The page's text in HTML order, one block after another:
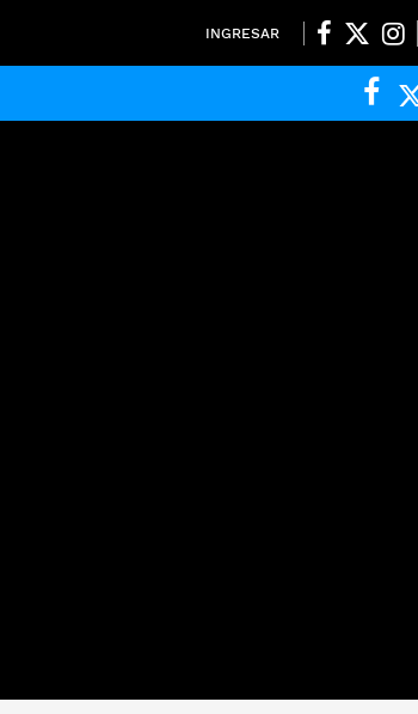
INGRESAR